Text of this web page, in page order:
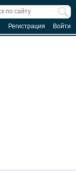
Регистрация Войти